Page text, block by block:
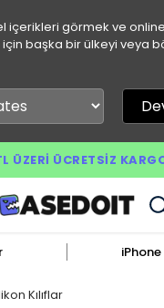
içerikleri görmek ve online
başka bir ülkeyi veya
ÜZERI ÜCRETSIZ
Kılıflar